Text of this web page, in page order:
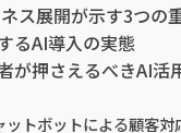
ス展開が示す3つの
るAI導入の実態
が押さえるべきAI活
ットボットによる顧客対